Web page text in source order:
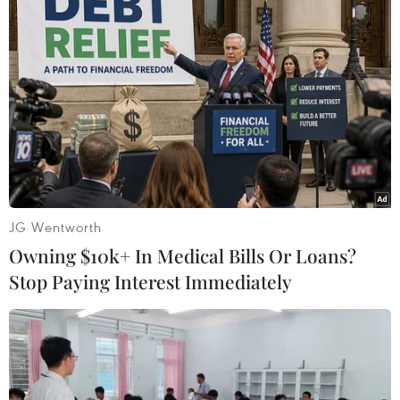
hành động, giảm thiểu thiệt hại và những tổn
thất do biến đổi khí hậu.
Hiện chưa rõ thời điểm dự thảo mới sẽ được
công bố./.
(TTXVN/Vietnam+)
JG Wentworth
Owning $10k+ In Medical Bills Or Loans?
Stop Paying Interest Immediately